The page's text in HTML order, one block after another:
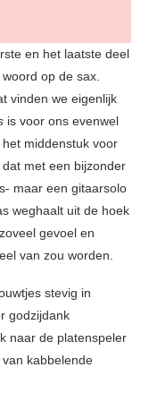
en het laatste deel
op de sax.
vinden we eigenlijk
is voor ons evenwel
middenstuk voor
met een bijzonder
maar een gitaarsolo
weghaalt uit de hoek
gevoel en
van zou worden.
stevig in
godzijdank
naar de platenspeler
kabbelende